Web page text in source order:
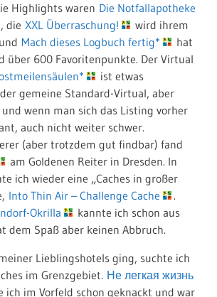
Highlights waren Die Notfallapotheke
, die XXL Überraschung!
wird ihrem
Mach dieses Logbuch fertig*
hat
über 600 Favoritenpunkte. Der Virtual
ist etwas
gemeine Standard-Virtual, aber
wenn man sich das Listing vorher
auch nicht weiter schwer.
(aber trotzdem gut findbar) fand
am Goldenen Reiter in Dresden. In
ich wieder eine „Caches in großer
Into Thin Air – Challenge Cache
.
Okrilla
kannte ich schon aus
dem Spaß aber keinen Abbruch.
Lieblingshotels ging, suchte ich
im Grenzgebiet. Не легкая жизнь
ich im Vorfeld schon geknackt und war